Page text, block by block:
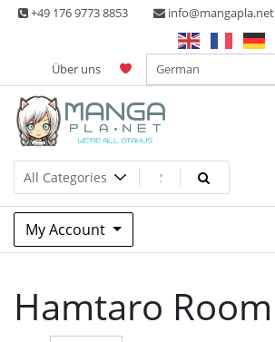
Skip +49 176 9773 8853 info@mangapla.net
Über uns
Manga Planet
Split Part Online Shop
My Account
Hamtaro Room